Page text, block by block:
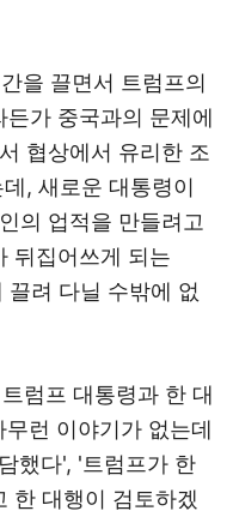
을 끌면서 트럼프의
가 중국과의 문제에
협상에서 유리한 조
, 새로운 대통령이
의 업적을 만들려고
뒤집어쓰게 되는
려 다닐 수밖에 없
럼프 대통령과 한 대
런 이야기가 없는데
했다', '트럼프가 한
한 대행이 검토하겠